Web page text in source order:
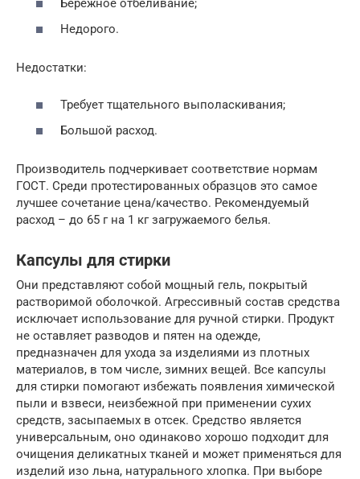
Бережное отбеливание;
Недорого.
Недостатки:
Требует тщательного выполаскивания;
Большой расход.
Производитель подчеркивает соответствие нормам
ГОСТ. Среди протестированных образцов это самое
лучшее сочетание цена/качество. Рекомендуемый
расход – до 65 г на 1 кг загружаемого белья.
Капсулы для стирки
Они представляют собой мощный гель, покрытый
растворимой оболочкой. Агрессивный состав средства
исключает использование для ручной стирки. Продукт
не оставляет разводов и пятен на одежде,
предназначен для ухода за изделиями из плотных
материалов, в том числе, зимних вещей. Все капсулы
для стирки помогают избежать появления химической
пыли и взвеси, неизбежной при применении сухих
средств, засыпаемых в отсек. Средство является
универсальным, оно одинаково хорошо подходит для
очищения деликатных тканей и может применяться для
изделий изо льна, натурального хлопка. При выборе